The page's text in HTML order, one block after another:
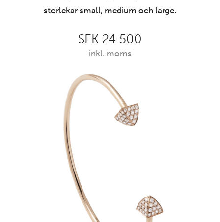
storlekar small, medium och large.
SEK 24 500
inkl. moms